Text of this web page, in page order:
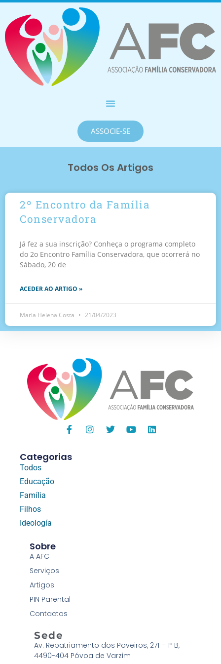
ASSOCIE-SE
Todos Os Artigos
2º Encontro da Família
Conservadora
Já fez a sua inscrição? Conheça o programa completo
do 2o Encontro Família Conservadora, que ocorrerá no
Sábado, 20 de
ACEDER AO ARTIGO »
Maria Helena Costa 21/04/2023
Categorias
Todos
Educação
Família
Filhos
Ideología
Sobre
A AFC
Serviços
Artigos
PIN Parental
Contactos
Sede
Av. Repatriamento dos Poveiros, 271 – 1º B,
4490-404 Póvoa de Varzim